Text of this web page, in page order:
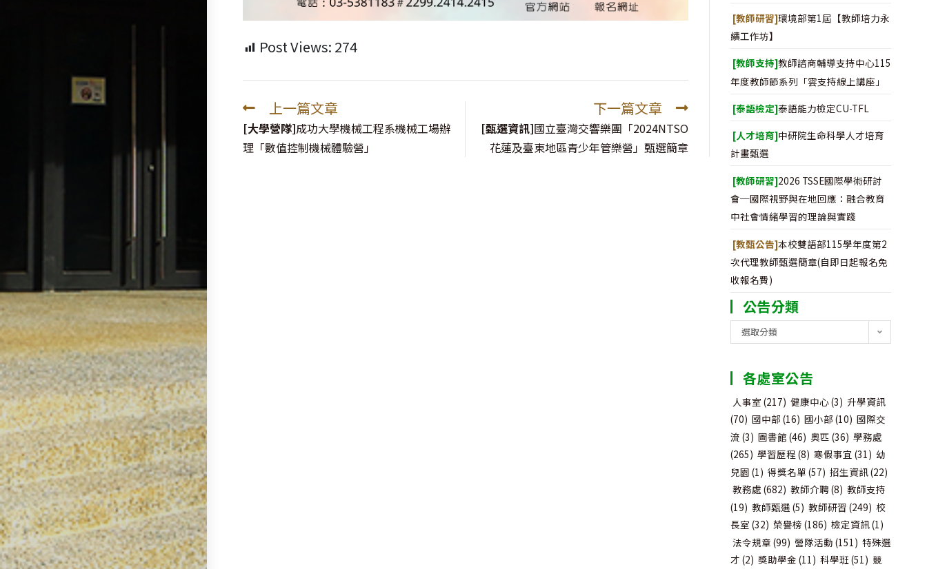
Post Views: 274
Read
more
articles
上一篇文章
[大學營隊]成功大學機械工程系機械工場辦
理「數值控制機械體驗營」
下一篇文章
[甄選資訊]國立臺灣交響樂團「2024NTSO
花蓮及臺東地區青少年管樂營」甄選簡章
[教師研習]環境部第1屆【教師培力永
續工作坊】
[教師支持]教師諮商輔導支持中心115
年度教師節系列「雲支持線上講座」
[泰語檢定]泰語能力檢定CU-TFL
[人才培育]中研院生命科學人才培育
計畫甄選
[教師研習]2026 TSSE國際學術研討
會─國際視野與在地回應：融合教育
中社會情緒學習的理論與實踐
[教甄公告]本校雙語部115學年度第2
次代理教師甄選簡章(自即日起報名免
收報名費)
公告分類
告
類
選取分類
各處室公告
人事室 (217) 健康中心(3) 升學資訊
(70) 國中部 (16) 國小部 (10) 國際交
流 (3) 圖書館 (46) 奧匹 (36) 學務處
(265) 學習歷程 (8) 寒假事宜 (31) 幼
兒園 (1) 得獎名單 (57) 招生資訊(22)
教務處 (682) 教師介聘(8) 教師支持
(19) 教師甄選 (5) 教師研習 (249) 校
長室 (32) 榮譽榜 (186) 檢定資訊(1)
法令規章 (99) 營隊活動 (151) 特殊選
才 (2) 獎助學金 (11) 科學班(51) 競